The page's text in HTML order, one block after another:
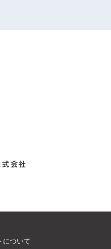
について